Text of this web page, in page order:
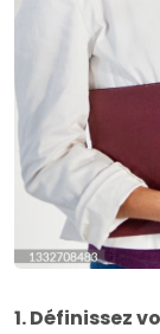
1. Définissez